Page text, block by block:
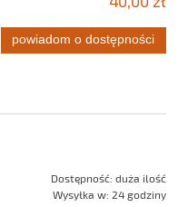
powiadom o dostępności
Dostępność: duża ilość
Wysyłka w: 24 godziny